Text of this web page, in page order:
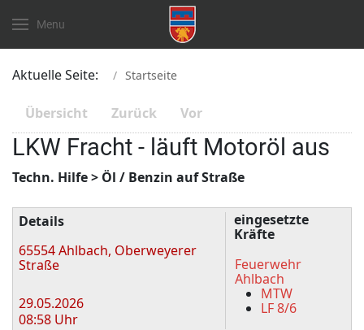
Menu
Aktuelle Seite: Startseite
Übersicht Zurück Vor
LKW Fracht - läuft Motoröl aus
Techn. Hilfe > Öl / Benzin auf Straße
Details
65554 Ahlbach, Oberweyerer
Straße
29.05.2026
08:58 Uhr
eingesetzte
Kräfte
Feuerwehr
Ahlbach
MTW
LF 8/6